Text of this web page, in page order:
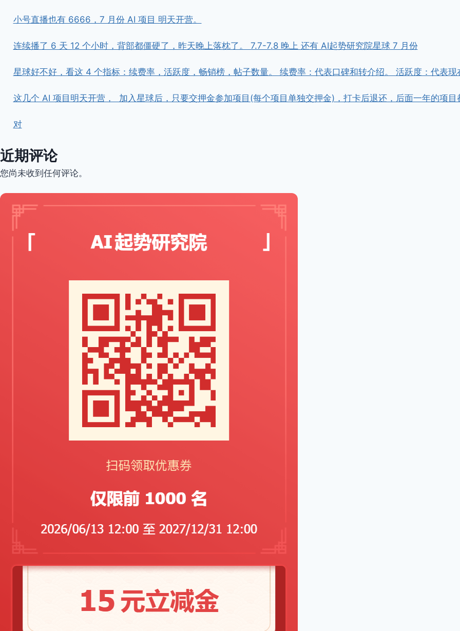
小号直播也有 6666，7 月份 AI 项目 明天开营。
连续播了 6 天 12 个小时，背部都僵硬了，昨天晚上落枕了。 7.7-7.8 晚上 还有 AI起势研究院星球 7 月份
星球好不好，看这 4 个指标：续费率，活跃度，畅销榜，帖子数量。 续费率：代表口碑和转介绍。 活跃度：代表现
这几个 AI 项目明天开营， ​ ​加入星球后，只要交押金参加项目(每个项目单独交押金)，打卡后退还，后面一年的项目
对
近期评论
您尚未收到任何评论。